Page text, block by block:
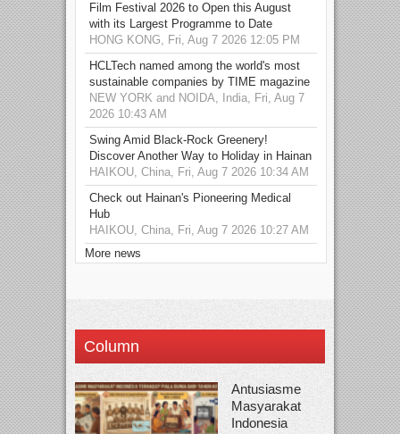
Film Festival 2026 to Open this August
with its Largest Programme to Date
HONG KONG, Fri, Aug 7 2026 12:05 PM
HCLTech named among the world's most
sustainable companies by TIME magazine
NEW YORK and NOIDA, India, Fri, Aug 7
2026 10:43 AM
Swing Amid Black‑Rock Greenery!
Discover Another Way to Holiday in Hainan
HAIKOU, China, Fri, Aug 7 2026 10:34 AM
Check out Hainan's Pioneering Medical
Hub
HAIKOU, China, Fri, Aug 7 2026 10:27 AM
More news
Column
Antusiasme
Masyarakat
Indonesia